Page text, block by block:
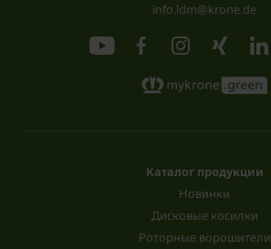
info.ldm@krone.de
Каталог продукции
Новинки
Дисковые косилки
Роторные ворошители